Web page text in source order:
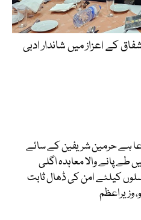
ہے حرمین شریفین کے سائے
طے پانے والا معاہدہ اگلی
کیلئے امن کی ڈھال ثابت
وزیراعظم
کے اعزاز میں شاندار ادبی